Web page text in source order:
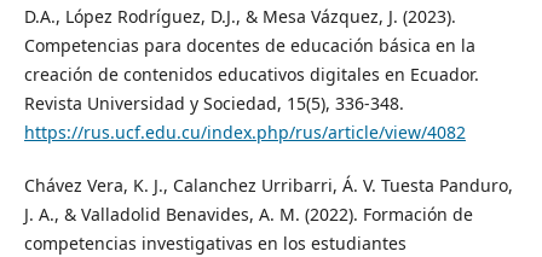
D.A., López Rodríguez, D.J., & Mesa Vázquez, J. (2023).
Competencias para docentes de educación básica en la
creación de contenidos educativos digitales en Ecuador.
Revista Universidad y Sociedad, 15(5), 336-348.
https://rus.ucf.edu.cu/index.php/rus/article/view/4082
Chávez Vera, K. J., Calanchez Urribarri, Á. V. Tuesta Panduro,
J. A., & Valladolid Benavides, A. M. (2022). Formación de
competencias investigativas en los estudiantes